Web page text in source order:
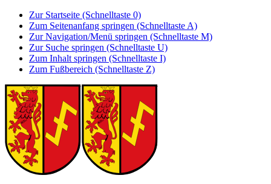
Zur Startseite (Schnelltaste 0)
Zum Seitenanfang springen (Schnelltaste A)
Zur Navigation/Menü springen (Schnelltaste M)
Zur Suche springen (Schnelltaste U)
Zum Inhalt springen (Schnelltaste I)
Zum Fußbereich (Schnelltaste Z)